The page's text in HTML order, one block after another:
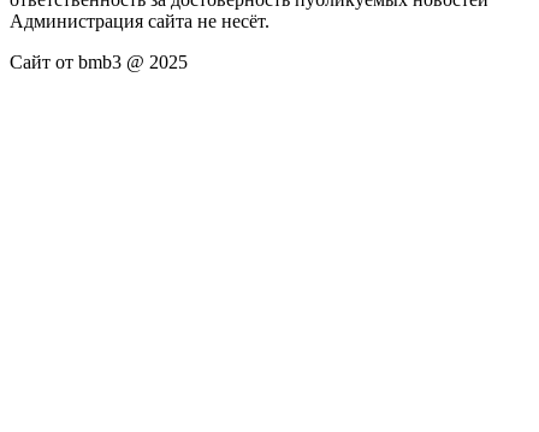
Администрация сайта не несёт.
Сайт от bmb3 @ 2025